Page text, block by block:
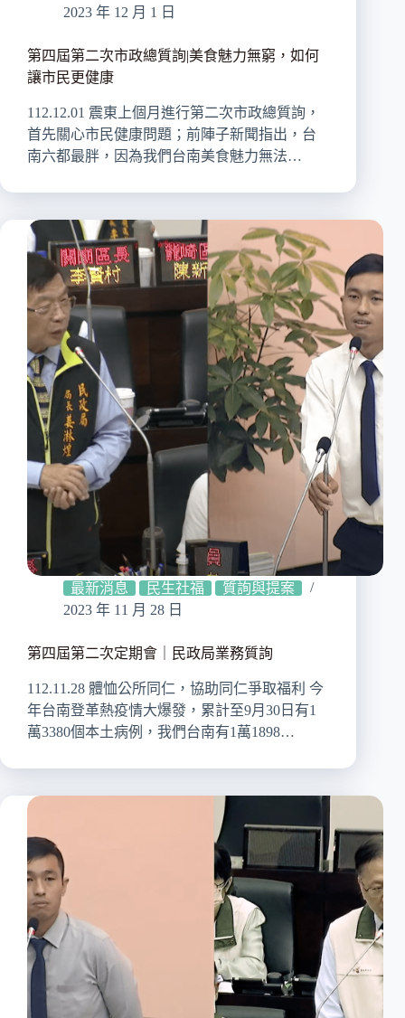
2023 年 12 月 1 日
第四屆第二次市政總質詢|美食魅力無窮，如何
讓市民更健康
112.12.01 震東上個月進行第二次市政總質詢，
首先關心市民健康問題；前陣子新聞指出，台
南六都最胖，因為我們台南美食魅力無法…
最新消息 民生社福
質詢與提案
2023 年 11 月 28 日
第四屆第二次定期會｜民政局業務質詢
112.11.28 體恤公所同仁，協助同仁爭取福利 今
年台南登革熱疫情大爆發，累計至9月30日有1
萬3380個本土病例，我們台南有1萬1898…